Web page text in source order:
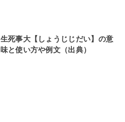
生死事大【しょうじじだい】の意
味と使い方や例文（出典）